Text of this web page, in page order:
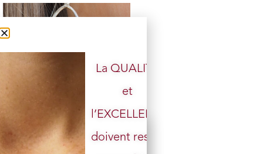
Boucle d’oreille Améthyste et
argent 925
11 en stock
La QUALITÉ
et
l’EXCELLENCE
doivent rester